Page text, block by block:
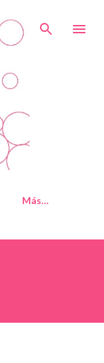
Más…